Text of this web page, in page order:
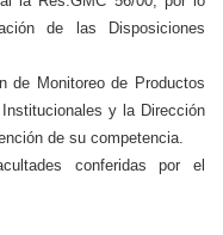
de las Disposiciones
de Monitoreo de Productos
y la Dirección
de su competencia.
conferidas por el